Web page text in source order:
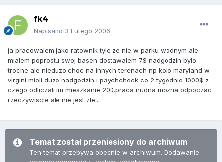
fk4
Napisano 3 Lutego 2006
ja pracowalem jako ratownik tyle ze nie w parku wodnym ale
mialem poprostu swoj basen dostawalem 7$ nadgodzin bylo
troche ale nieduzo.choc na innych terenach np kolo maryland w
virgini mieli duzo nadgodzin i paychcheck co 2 tygodnie 1000$ z
czego odliczali im mieszkanie 200.praca nudna mozna odpoczac
rzeczywiscie ale nie jest zle...
Temat został przeniesiony do archiwum
Ten temat przebywa obecnie w archiwum. Dodawanie